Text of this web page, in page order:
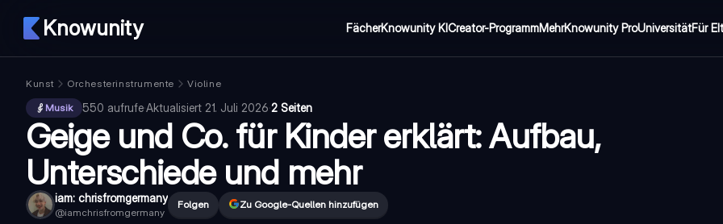
Knowunity FächerKnowunity KICreator-ProgrammMehrKnowunity ProUniversitätFür
Kunst Orchesterinstrumente
Violine
Musik
550 aufrufe·Aktualisiert 21. Juli 2026·2 Seiten
Geige und Co. für Kinder erklärt: Aufbau,
Unterschiede und mehr
iam: chrisfromgermany
@iamchrisfromgermany
Folgen Zu Google-Quellen hinzufügen